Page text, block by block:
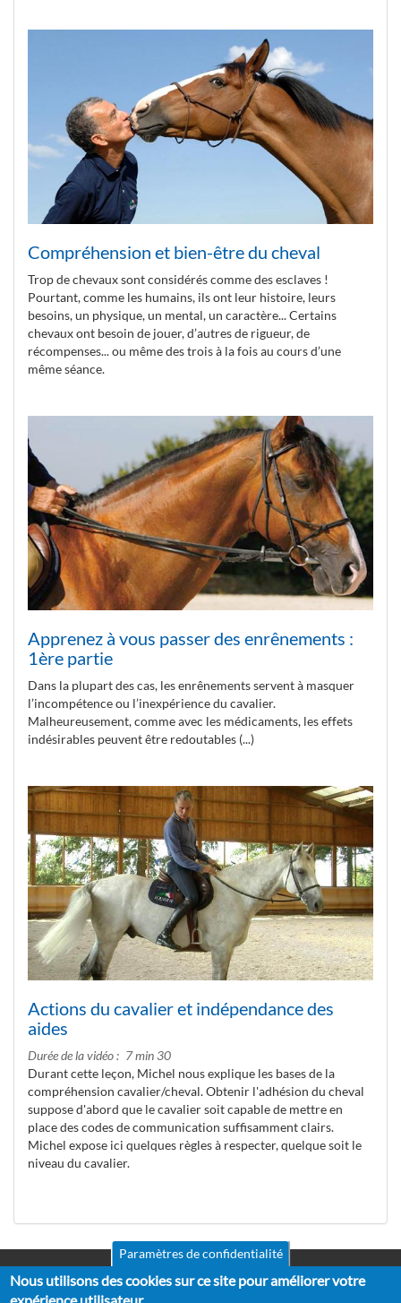
Compréhension et bien-être du cheval
Trop de chevaux sont considérés comme des esclaves !
Pourtant, comme les humains, ils ont leur histoire, leurs
besoins, un physique, un mental, un caractère... Certains
chevaux ont besoin de jouer, d’autres de rigueur, de
récompenses... ou même des trois à la fois au cours d’une
même séance.
Apprenez à vous passer des enrênements :
1ère partie
Dans la plupart des cas, les enrênements servent à masquer
l’incompétence ou l’inexpérience du cavalier.
Malheureusement, comme avec les médicaments, les effets
indésirables peuvent être redoutables (...)
Actions du cavalier et indépendance des
aides
Durée de la vidéo
7 min 30
Durant cette leçon, Michel nous explique les bases de la
compréhension cavalier/cheval. Obtenir l'adhésion du cheval
suppose d'abord que le cavalier soit capable de mettre en
place des codes de communication suffisamment clairs.
Michel expose ici quelques règles à respecter, quelque soit le
niveau du cavalier.
Mentions légales
CGV
Paramètres de confidentialité
Nous utilisons des cookies sur ce site pour améliorer votre